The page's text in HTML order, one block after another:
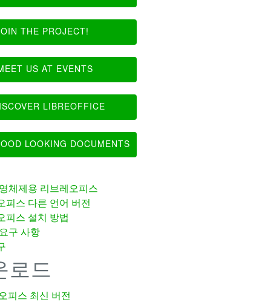
THE PROJECT!
US AT EVENTS
LIBREOFFICE
LOOKING DOCUMENTS
체제용 리브레오피스
피스 다른 언어 버전
피스 설치 방법
구 사항
로드
피스 최신 버전